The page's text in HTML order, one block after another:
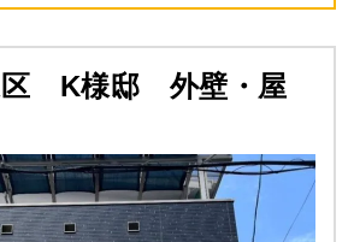
区 K様邸 外壁・屋